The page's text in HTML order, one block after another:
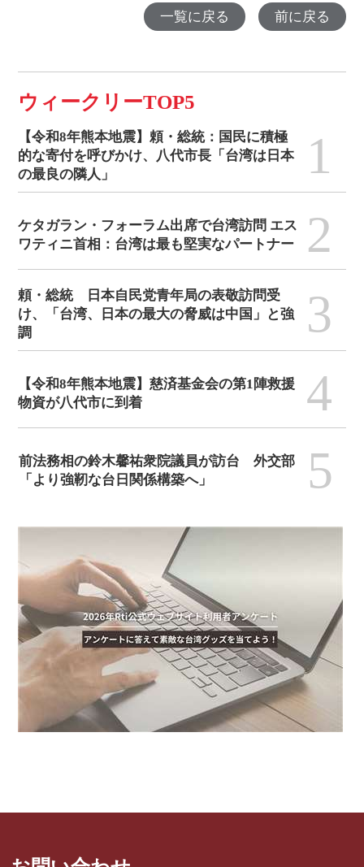
一覧に戻る 前に戻る
ウィークリーTOP5
【令和8年熊本地震】頼・総統：国民に積極
的な寄付を呼びかけ、八代市長「台湾は日本
の最良の隣人」
1
ケタガラン・フォーラム出席で台湾訪問 エス
ワティニ首相：台湾は最も堅実なパートナー
2
頼・総統 日本自民党青年局の表敬訪問受
け、「台湾、日本の最大の脅威は中国」と強
調
3
【令和8年熊本地震】慈済基金会の第1陣救援
物資が八代市に到着
4
前法務相の鈴木馨祐衆院議員が訪台 外交部
「より強靭な台日関係構築へ」
5